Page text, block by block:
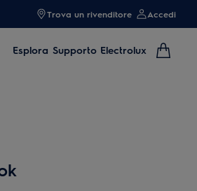
Trova un rivenditore Accedi
Esplora Supporto Electrolux